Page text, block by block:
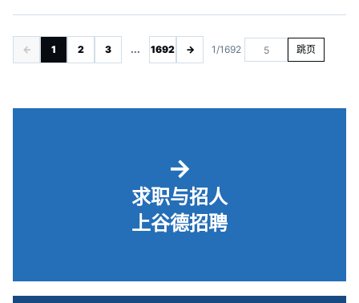
← 1 2 3 ... 1692 → 1/1692 跳页
→
求职与招人
上谷德招聘